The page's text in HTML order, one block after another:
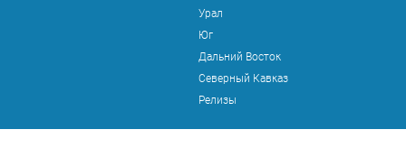
Урал
Юг
Дальний Восток
Северный Кавказ
Релизы